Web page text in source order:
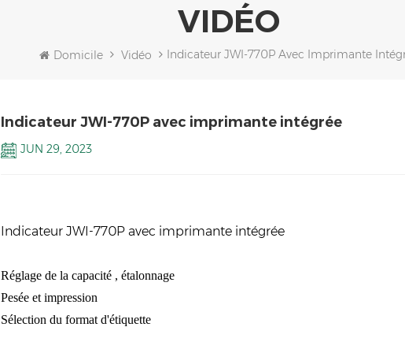
VIDÉO
Domicile Vidéo Indicateur JWI-770P Avec Imprimante
Indicateur JWI-770P avec imprimante intégrée
JUN 29, 2023
Indicateur JWI-770P avec imprimante intégrée
Réglage de la capacité , étalonnage
Pesée et impression
Sélection du format d'étiquette